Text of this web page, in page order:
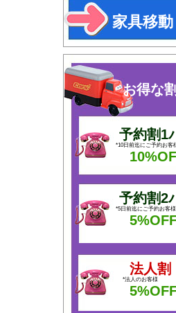
家具移動
お得な
予約割1
*10日前迄にご予約お客
予約割2
*5日前迄にご予約お客様
法人割
*法人のお客様